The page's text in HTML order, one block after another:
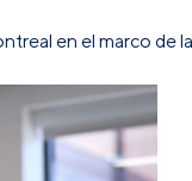
en el marco de